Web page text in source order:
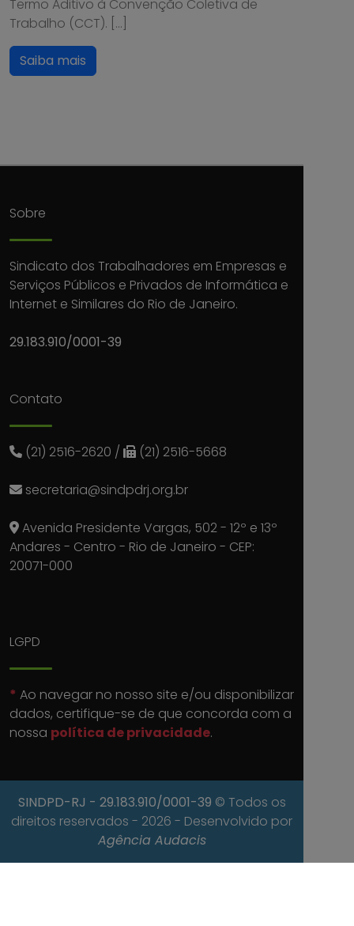
Termo Aditivo à Convenção Coletiva de
Trabalho (CCT). […]
Saiba mais
Sobre
Sindicato dos Trabalhadores em Empresas e
Serviços Públicos e Privados de Informática e
Internet e Similares do Rio de Janeiro.
29.183.910/0001-39
Contato
(21) 2516-2620 / (21) 2516-5668
secretaria@sindpdrj.org.br
Avenida Presidente Vargas, 502 - 12º e 13º
Andares - Centro - Rio de Janeiro - CEP:
20071-000
LGPD
* Ao navegar no nosso site e/ou disponibilizar
dados, certifique-se de que concorda com a
nossa política de privacidade.
SINDPD-RJ - 29.183.910/0001-39 © Todos os
direitos reservados - 2026 - Desenvolvido por
Agência Audacis